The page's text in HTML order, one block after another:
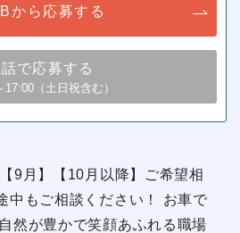
から応募する
で応募する
17:00（土日祝含む）
9月】【10月以降】ご希望相
中もご相談ください！ お車で
然が豊かで笑顔あふれる職場